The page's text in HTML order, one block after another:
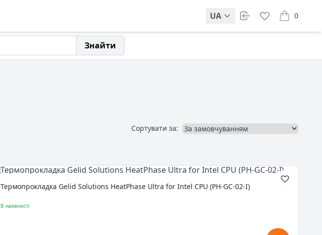
UA 0
items in
Знайти
Сортувати за:
Термопрокладка Gelid Solutions HeatPhase Ultra for Intel CPU (PH-GC-02-I)
В наявності